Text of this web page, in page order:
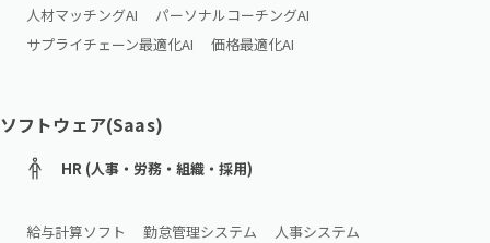
人材マッチングAI
パーソナルコーチングAI
サプライチェーン最適化AI
価格最適化AI
ソフトウェア(Saas)
HR (人事・労務・組織・採用)
給与計算ソフト 勤怠管理システム
人事システム